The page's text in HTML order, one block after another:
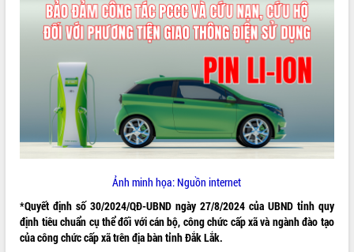
Ảnh minh họa: Nguồn internet
*Quyết định số 30/2024/QĐ-UBND ngày 27/8/2024 của UBND tỉnh quy
định tiêu chuẩn cụ thể đối với cán bộ, công chức cấp xã và ngành đào tạo
của công chức cấp xã trên địa bàn tỉnh Đắk Lắk.